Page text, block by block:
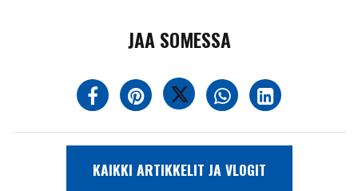
JAA SOMESSA
KAIKKI ARTIKKELIT JA VLOGIT